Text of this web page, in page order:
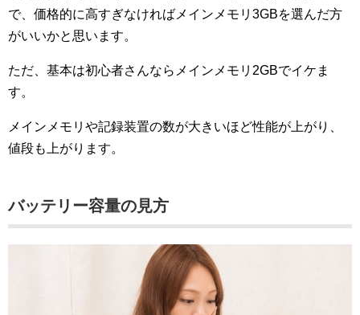
で、価格的に高すぎなければメインメモリ3GBを選んだ方
がいいかと思います。
ただ、基本は初心者さんならメインメモリ2GBでイケま
す。
メインメモリや記録装置の数が大きいほど性能が上がり、
値段も上がります。
バッテリー容量の見方